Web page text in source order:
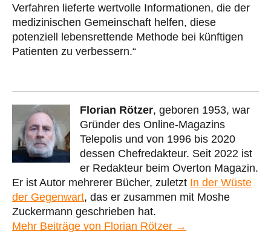
Verfahren lieferte wertvolle Informationen, die der
medizinischen Gemeinschaft helfen, diese
potenziell lebensrettende Methode bei künftigen
Patienten zu verbessern.“
Florian Rötzer, geboren 1953, war
Gründer des Online-Magazins
Telepolis und von 1996 bis 2020
dessen Chefredakteur. Seit 2022 ist
er Redakteur beim Overton Magazin.
Er ist Autor mehrerer Bücher, zuletzt In der Wüste
der Gegenwart, das er zusammen mit Moshe
Zuckermann geschrieben hat.
Mehr Beiträge von Florian Rötzer →